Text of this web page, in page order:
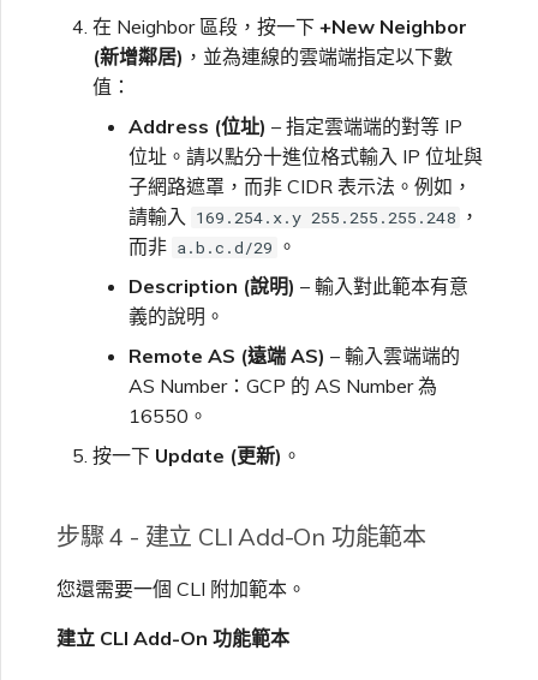
在 Neighbor 區段，按一下 +New Neighbor
(新增鄰居) ，並為連線的雲端端指定以下數
值：
Address (位址) – 指定雲端端的對等 IP
位址。請以點分十進位格式輸入 IP 位址與
子網路遮罩，而非 CIDR 表示法。例如，
請輸入 169.254.x.y 255.255.255.248 ，
而非 a.b.c.d/29 。
Description (說明) – 輸入對此範本有意
義的說明。
Remote AS (遠端 AS) – 輸入雲端端的
AS Number：GCP 的 AS Number 為
16550。
按一下 Update (更新) 。
步驟 4 - 建立 CLI Add-On 功能範本
您還需要一個 CLI 附加範本。
建立 CLI Add-On 功能範本